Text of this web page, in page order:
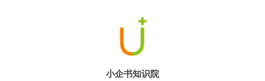
小企书知识院
17348730625